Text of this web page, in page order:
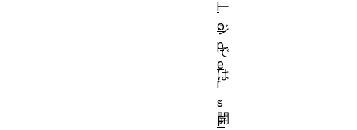
ー
ジ
で
は
開
l
o
p
e
r
s
F